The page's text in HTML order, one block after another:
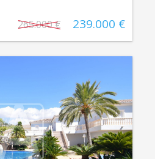
265.000 € 239.000 €